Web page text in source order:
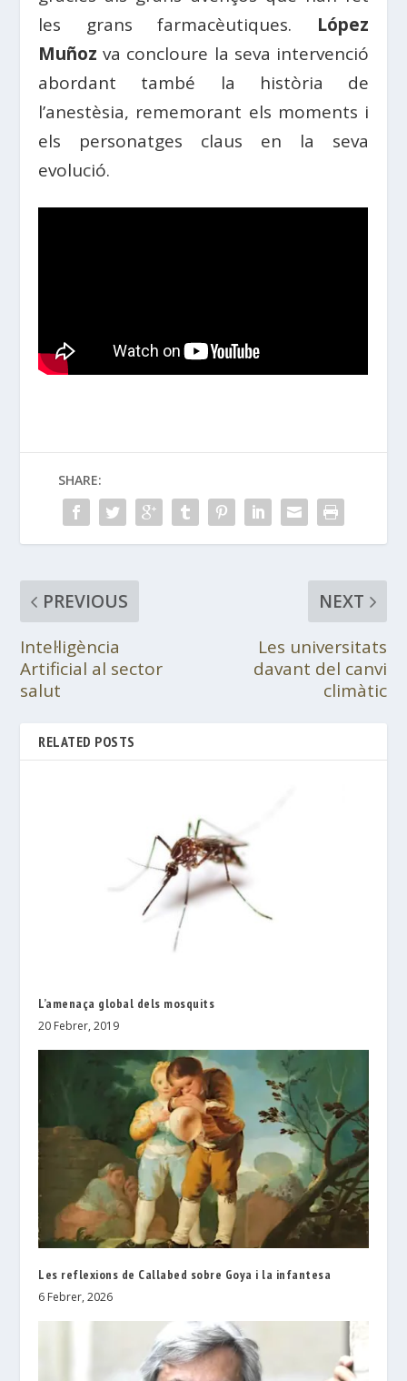
les grans farmacèutiques. López
Muñoz va concloure la seva intervenció
abordant també la història de
l’anestèsia, rememorant els moments i
els personatges claus en la seva
evolució.
SHARE:
PREVIOUS
Intel·ligència
Artificial al sector
salut
NEXT
Les universitats
davant del canvi
climàtic
RELATED POSTS
L’amenaça global dels mosquits
20 Febrer, 2019
Les reflexions de Callabed sobre Goya i la infantesa
6 Febrer, 2026